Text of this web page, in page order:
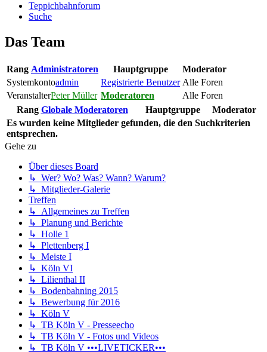
Teppichbahnforum
Suche
Das Team
Rang Administratoren Hauptgruppe
Moderator
Systemkontoadmin Registrierte Benutzer Alle Foren
VeranstalterPeter Müller Moderatoren
Alle Foren
Rang Globale Moderatoren Hauptgruppe
Moderator
Es wurden keine Mitglieder gefunden, die den Suchkriterien
entsprechen.
Gehe zu
Über dieses Board
↳ Wer? Wo? Was? Wann? Warum?
↳ Mitglieder-Galerie
Treffen
↳ Allgemeines zu Treffen
↳ Planung und Berichte
↳ Holle 1
↳ Plettenberg I
↳ Meiste I
↳ Köln VI
↳ Lilienthal II
↳ Bodenbahning 2015
↳ Bewerbung für 2016
↳ Köln V
↳ TB Köln V - Presseecho
↳ TB Köln V - Fotos und Videos
↳ TB Köln V •••LIVETICKER•••